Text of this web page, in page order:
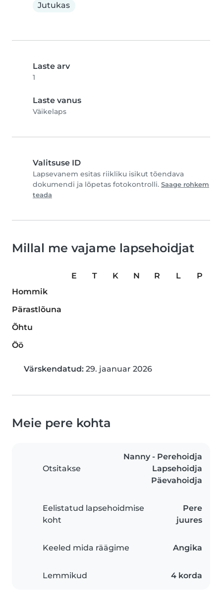
Jutukas
Laste arv
1
Laste vanus
Väikelaps
Valitsuse ID
Lapsevanem esitas riikliku isikut tõendava
dokumendi ja lõpetas fotokontrolli. Saage rohkem
teada
Millal me vajame lapsehoidjat
E T K N R L
P
Hommik
Pärastlõuna
Õhtu
Öö
Värskendatud: 29. jaanuar 2026
Meie pere kohta
Otsitakse
Nanny - Perehoidja
Lapsehoidja
Päevahoidja
Eelistatud lapsehoidmise
koht
Pere
juures
Keeled mida räägime Angika
Lemmikud 4 korda